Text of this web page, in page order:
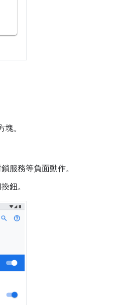
。
服務等負面動作。
鈕。